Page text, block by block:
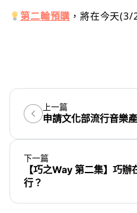
第二輪預購 ，將在今天
上一篇
申請文化部流行音樂
下一篇
【巧之Way 第二集】巧
行？